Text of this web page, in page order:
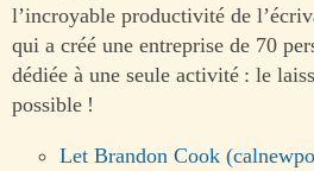
l’incroyable productivité de
qui a créé une entreprise de 70
dédiée à une seule activité : le
possible !
Let Brandon Cook